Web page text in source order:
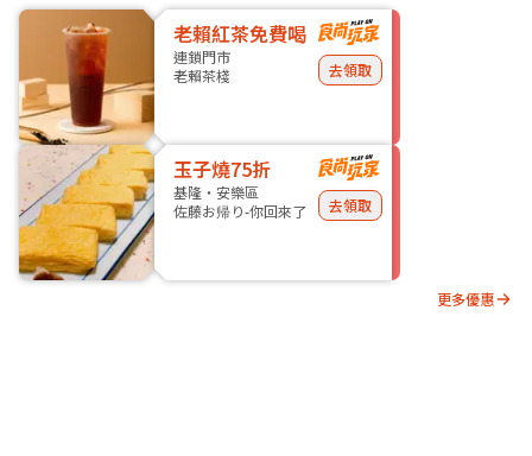
老賴紅茶免費喝
連鎖門市
老賴茶棧
去領取
玉子燒75折
基隆・安樂區
佐藤お帰り-你回來了
去領取
更多優惠